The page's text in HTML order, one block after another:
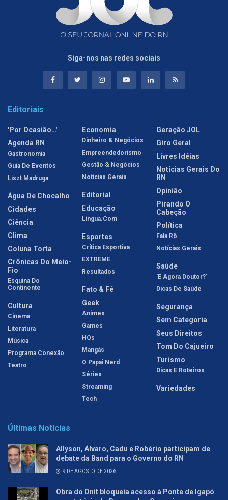
Siga-nos nas redes sociais
Editoriais
'Por Ocasião…'
Agenda RN
Gastronomia
Guia De Eventos
Liszt Madruga
Água De Chocalho
Cidades
Ciência
Clima
Coluna Torta
Crônicas Do Meio-
Fio
Esquina Do
Continente
Cultura
Cinema
Literatura
Música
Programa Conexão
Teatro
Economia
Dinheiro & Negócios
Empreendedorismo
Gestão & Negócios
Notícias Gerais
Editorial
Educação
Língua.com
Esportes
Crítica Esportiva
EXTREME
Resultados
Fato & Fé
Geek
Animes
Games
HQs
Mangás
O Papai Nerd
Séries
Streaming
Tech
Geração JOL
Giro Geral
Livres Idéias
Notícias Gerais Do
RN
Opinião
Pirando O
Cabeção
Política
Fala Rô
Notícias Gerais
Saúde
'E Agora Doutor?'
Dicas De Saúde
Segurança
Sem Categoria
Seus Direitos
Tom Do Cajueiro
Turismo
Dicas E Roteiros
Variedades
Últimas Notícias
Allyson, Álvaro, Cadu e Robério participam de
debate da Band para o Governo do RN
9 DE AGOSTO DE 2026
Obra do Dnit bloqueia acesso à Ponte de Igapó